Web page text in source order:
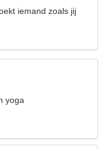
iemand zoals jij
yoga